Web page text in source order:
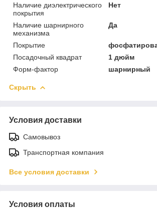
Наличие диэлектрического
покрытия
Нет
Наличие шарнирного
механизма
Да
Покрытие
Посадочный квадрат
1 дюйм
Форм-фактор
шарнирный
Скрыть
Условия доставки
Самовывоз
Транспортная компания
Все условия доставки
Условия оплаты